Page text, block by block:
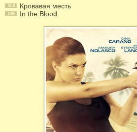
Кровавая месть
In the Blood